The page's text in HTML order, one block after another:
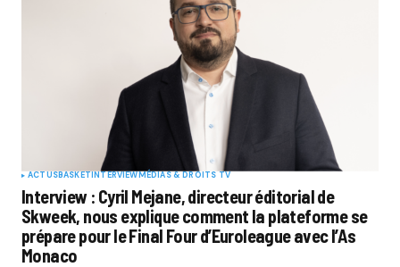
ACTUSBASKETINTERVIEWMÉDIAS & DROITS TV
Interview : Cyril Mejane, directeur éditorial de
Skweek, nous explique comment la plateforme se
prépare pour le Final Four d’Euroleague avec l’As
Monaco